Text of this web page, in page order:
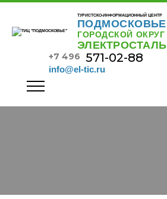
ТУРИСТСКО-ИНФОРМАЦИОННЫЙ ЦЕНТР
ПОДМОСКОВЬЕ
ГОРОДСКОЙ ОКРУГ
ЭЛЕКТРОСТАЛЬ
+7 496 571-02-88
info@el-tic.ru